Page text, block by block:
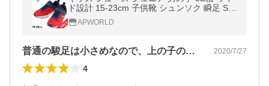
ド設計 15-23cm 子供靴 シュンソク 瞬足 SY
UNSOKU ウルトラワイド/軽量 ボーイズ ス
ニーカー 男児 運動靴/SJJ8240
APWORLD
普通の駿足は小さめなので、上の子のとき… 2020/7/27
4